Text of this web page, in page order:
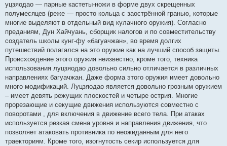
уцзяодао — парные кастеты-ножи в форме двух скрещенных
полумесяцев (реже — просто кольца с заострённой гранью, которые
многие выделяют в отдельный вид кулачного оружия). Согласно
преданиям, Дун Хайчуань, сборщик налогов и по совместительству
создатель школы кунг-фу «багуачжан», во время долгих
путешествий полагался на это оружие как на лучший способ защиты.
Происхождение этого оружия неизвестно, кроме того, техника
использования луцзяодао довольно сильно отличается в различных
направлениях багуачжан. Даже форма этого оружия имеет довольно
много модификаций. Луцзяодао является довольно грозным оружием
– имеет девять режущих плоскостей и четыре острия. Многие
прорезающие и секущие движения используются совместно с
поворотами , для включения в движение всего тела. При атаках
используется резкая смена уровня и направления движения, что
позволяет атаковать противника по неожиданным для него
траекториям. Кроме того, изогнутость секир используется для